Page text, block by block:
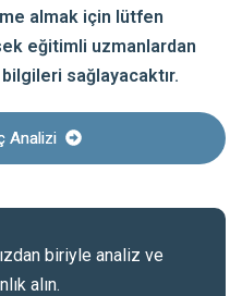
almak için lütfen
eğitimli uzmanlardan
sağlayacaktır.
Analizi
biriyle analiz ve
alın.